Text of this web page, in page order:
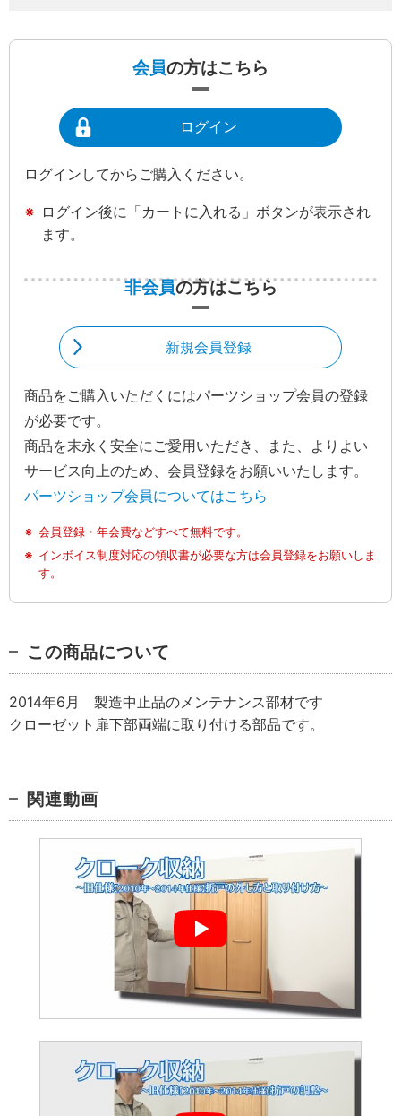
会員の方はこちら
ログイン
ログインしてからご購入ください。
ログイン後に「カートに入れる」ボタンが表示され
ます。
非会員の方はこちら
新規会員登録
商品をご購入いただくにはパーツショップ会員の登録
が必要です。
商品を末永く安全にご愛用いただき、また、よりよい
サービス向上のため、会員登録をお願いいたします。
パーツショップ会員についてはこちら
会員登録・年会費などすべて無料です。
インボイス制度対応の領収書が必要な方は会員登録をお願いしま
す。
この商品について
2014年6月 製造中止品のメンテナンス部材です
クローゼット扉下部両端に取り付ける部品です。
関連動画